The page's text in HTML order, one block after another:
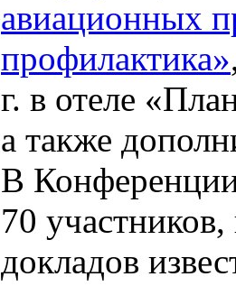
авиационных
профилактика»
г. в отеле
а также
В
70
докладов